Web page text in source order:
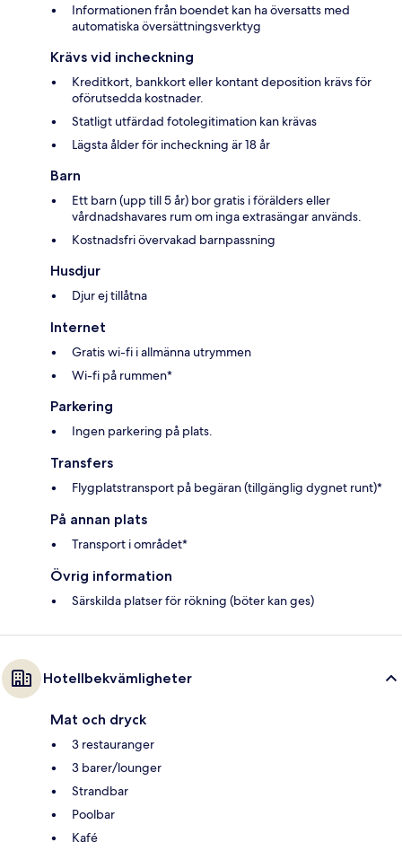
Informationen från boendet kan ha översatts med
automatiska översättningsverktyg
Krävs vid incheckning
Kreditkort, bankkort eller kontant deposition krävs för
oförutsedda kostnader.
Statligt utfärdad fotolegitimation kan krävas
Lägsta ålder för incheckning är 18 år
Barn
Ett barn (upp till 5 år) bor gratis i förälders eller
vårdnadshavares rum om inga extrasängar används.
Kostnadsfri övervakad barnpassning
Husdjur
Djur ej tillåtna
Internet
Gratis wi-fi i allmänna utrymmen
Wi-fi på rummen*
Parkering
Ingen parkering på plats.
Transfers
Flygplatstransport på begäran (tillgänglig dygnet runt)*
På annan plats
Transport i området*
Övrig information
Särskilda platser för rökning (böter kan ges)
Hotellbekvämligheter
Mat och dryck
3 restauranger
3 barer/lounger
Strandbar
Poolbar
Kafé